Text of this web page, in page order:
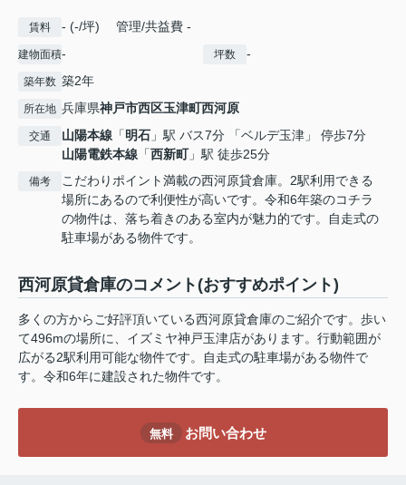
賃料 - (-/坪) 管理/共益費 -
建物面積- 坪数 -
築年数 築2年
所在地 兵庫県神戸市西区玉津町西河原
交通 山陽本線 「明石 」駅 バス7分 「ベルデ玉津」 停歩7分
山陽電鉄本線 「西新町」駅 徒歩25分
備考
こだわりポイント満載の西河原貸倉庫。2駅利用できる
場所にあるので利便性が高いです。令和6年築のコチラ
の物件は、落ち着きのある室内が魅力的です。自走式の
駐車場がある物件です。
西河原貸倉庫のコメント(おすすめポイント)
多くの方からご好評頂いている西河原貸倉庫のご紹介です。歩い
て496mの場所に、イズミヤ神戸玉津店があります。行動範囲が
広がる2駅利用可能な物件です。自走式の駐車場がある物件で
す。令和6年に建設された物件です。
無料 お問い合わせ